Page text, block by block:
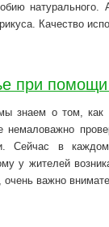
Качество
при
знаем о том, как
немаловажно
Сейчас в
у жителей
важно